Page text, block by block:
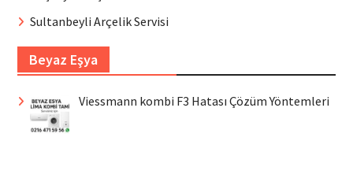
Sultanbeyli Arçelik Servisi
Beyaz Eşya
Viessmann kombi F3 Hatası Çözüm Yöntemleri